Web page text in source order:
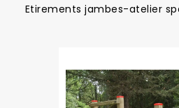
Etirements jambes-atelier